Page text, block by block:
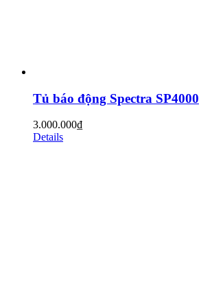
Tủ báo động Spectra SP4000
3.000.000₫
Details